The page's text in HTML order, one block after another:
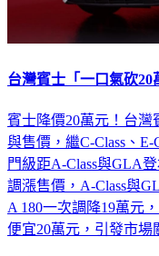
台灣賓士「一口氣砍
賓士降價20萬元！台灣
與售價，繼C-Class、
門級距A-Class與GLA
調漲售價，A-Class與
A 180一次調降19萬元
便宜20萬元，引發市場